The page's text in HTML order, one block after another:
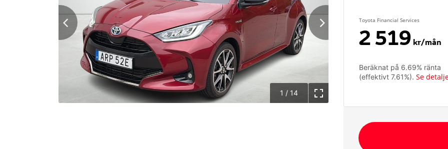
1 / 14
Toyota Financial Services
2 519 kr/mån
Beräknat på 6.69% ränta
(effektivt 7.61%). Se